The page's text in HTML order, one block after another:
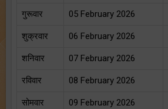
गुरूवार 05 February 2026
शुक्रवार 06 February 2026
शनिवार 07 February 2026
रविवार 08 February 2026
सोमवार 09 February 2026